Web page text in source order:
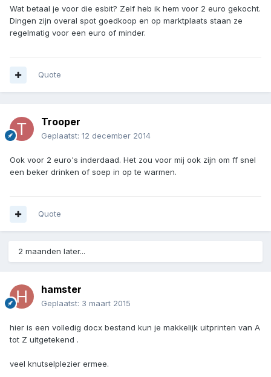
Wat betaal je voor die esbit? Zelf heb ik hem voor 2 euro gekocht.
Dingen zijn overal spot goedkoop en op marktplaats staan ze
regelmatig voor een euro of minder.
Quote
Trooper
Geplaatst: 12 december 2014
Ook voor 2 euro's inderdaad. Het zou voor mij ook zijn om ff snel
een beker drinken of soep in op te warmen.
Quote
2 maanden later...
hamster
Geplaatst: 3 maart 2015
hier is een volledig docx bestand kun je makkelijk uitprinten van A
tot Z uitgetekend .
veel knutselplezier ermee.